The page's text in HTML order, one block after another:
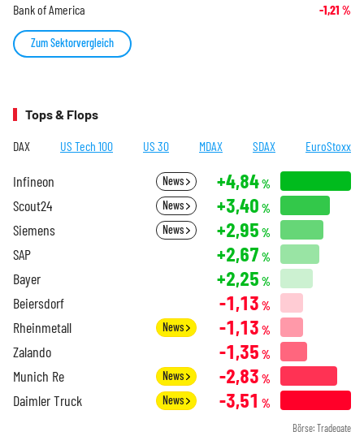
Bank of America -1,21 %
Zum Sektorvergleich
Tops & Flops
DAX US Tech 100 US 30 MDAX SDAX EuroStoxx
Infineon News +4,84%
Scout24 News +3,40 %
Siemens News +2,95 %
SAP +2,67 %
Bayer +2,25 %
Beiersdorf -1,13 %
Rheinmetall News -1,13 %
Zalando -1,35 %
Munich Re News -2,83 %
Daimler Truck News -3,51 %
Börse: Tradegate